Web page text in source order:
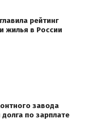
рейтинг
жилья в России
завода
по зарплате